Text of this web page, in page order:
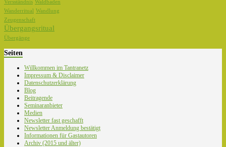
Versständnis Waldbaden
Wanderritual Wandlung
Zeugenschaft
Übergangsritual
Übergänge
Seiten
Willkommen im Tantranetz
Impressum & Disclaimer
Datenschutzerklärung
Blog
Beitragende
Seminaranbieter
Medien
Newsletter fast geschafft
Newsletter Anmeldung bestätigt
Informationen für Gastautoren
Archiv (2015 und älter)